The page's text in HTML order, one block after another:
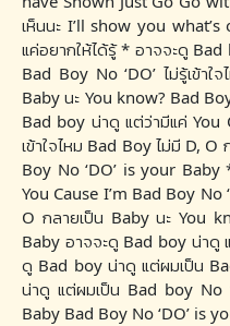
เห็นนะ I’ll show you
แค่อยากให้ได้รู้ * อาจจะดู
Bad Boy No ‘DO’ ไม่รู้เข้า
Baby นะ You know? Bad
Bad boy น่าดู แต่ว่ามีแค่ You
เข้าใจไหม Bad Boy ไม่มี D,
Boy No ‘DO’ is your
You Cause I’m Bad Boy No
O กลายเป็น Baby นะ You
Baby อาจจะดู Bad boy น่าดู
ดู Bad boy น่าดู แต่ผมเป็น
น่าดู แต่ผมเป็น Bad boy No
Baby Bad Boy No ‘DO’ is